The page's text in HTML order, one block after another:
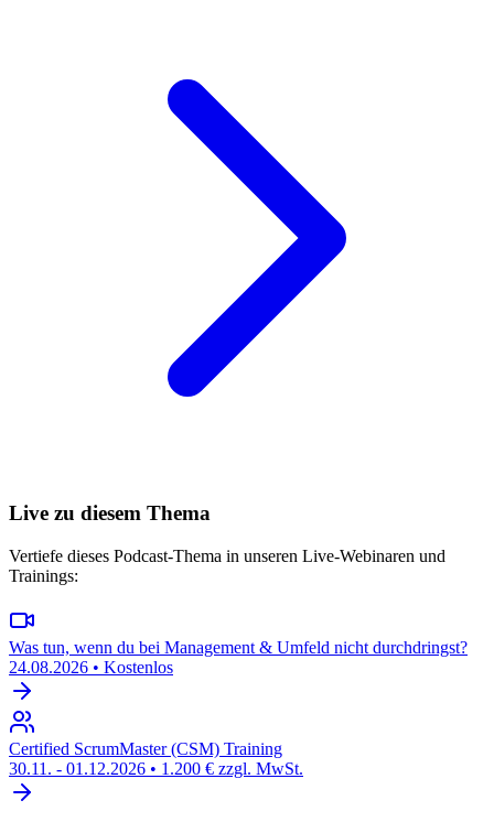
Live zu diesem Thema
Vertiefe dieses Podcast-Thema in unseren Live-Webinaren und
Trainings:
Was tun, wenn du bei Management & Umfeld nicht durchdringst?
24.08.2026 • Kostenlos
Certified ScrumMaster (CSM) Training
30.11. - 01.12.2026 • 1.200 € zzgl. MwSt.